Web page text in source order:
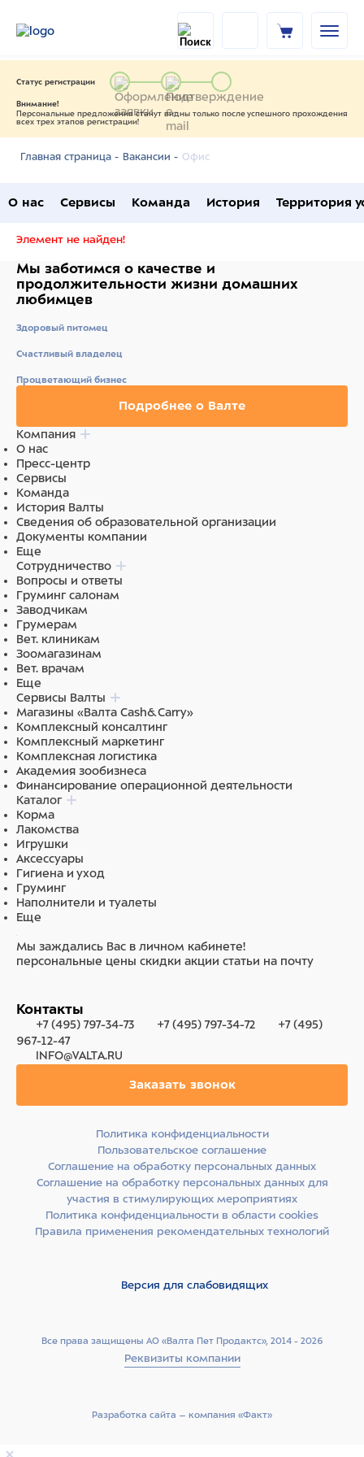
Статус регистрации
Внимание!
Персональные предложения станут видны только после успешного прохождения
всех трех этапов регистрации!
Главная страница - Вакансии - Офис
О нас Сервисы Команда История Территория
Элемент не найден!
Мы заботимся о качестве и
продолжительности жизни домашних
любимцев
Здоровый питомец
Счастливый владелец
Процветающий бизнес
Подробнее о Валте
Компания
О нас
Пресс-центр
Сервисы
Команда
История Валты
Сведения об образовательной организации
Документы компании
Еще
Сотрудничество
Вопросы и ответы
Груминг салонам
Заводчикам
Грумерам
Вет. клиникам
Зоомагазинам
Вет. врачам
Еще
Сервисы Валты
Магазины «Валта Cash&Carry»
Комплексный консалтинг
Комплексный маркетинг
Комплексная логистика
Академия зообизнеса
Финансирование операционной деятельности
Каталог
Корма
Лакомства
Игрушки
Аксессуары
Гигиена и уход
Груминг
Наполнители и туалеты
Еще
Мы заждались Вас в личном кабинете!
персональные цены скидки акции статьи на почту
Контакты
+7 (495) 797-34-73 +7 (495) 797-34-72
+7 (495)
967-12-47
INFO@VALTA.RU
Заказать звонок
Все права защищены АО «Валта Пет Продактс», 2014 - 2026
Реквизиты компании
Политика конфиденциальности
Пользовательское соглашение
Соглашение на обработку персональных данных
Соглашение на обработку персональных данных для
участия в стимулирующих мероприятиях
Политика конфиденциальности в области cookies
Правила применения рекомендательных технологий
Версия для слабовидящих
Разработка сайта –­ компания «Факт»